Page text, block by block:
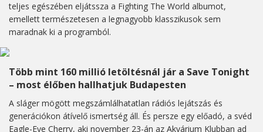
teljes egészében eljátssza a Fighting The World albumot,
emellett természetesen a legnagyobb klasszikusok sem
maradnak ki a programból.
Több mint 160 millió letöltésnál jár a Save Tonight
– most élőben hallhatjuk Budapesten
A sláger mögött megszámlálhatatlan rádiós lejátszás és
generációkon átívelő ismertség áll. És persze egy előadó, a svéd
Eagle-Eye Cherry, aki november 23-án az Akvárium Klubban ad